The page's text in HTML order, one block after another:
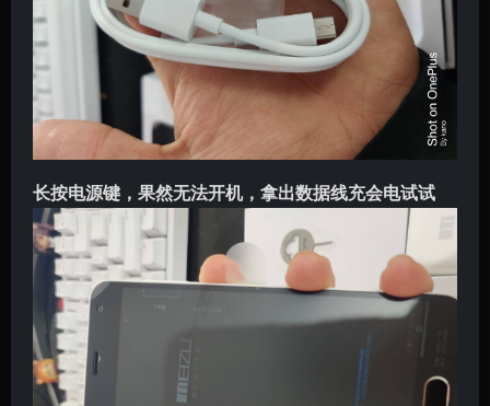
长按电源键，果然无法开机，拿出数据线充会电试试